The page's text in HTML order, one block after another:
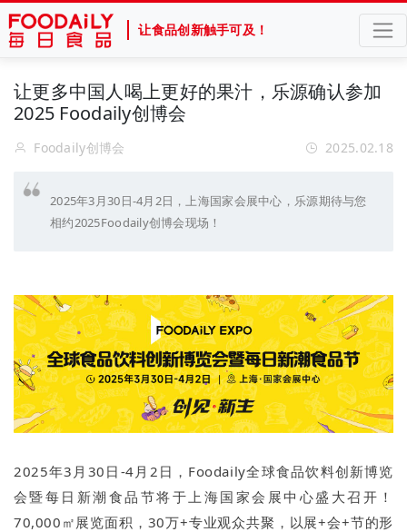
让食品创新触手可及！
让更多中国人喝上更好的果汁，乐源确认参加
2025 Foodaily创博会
Foodaily创博会 2025.02.18
2025年3月30日-4月2日，上海国家会展中心，乐源期待与您
相约2025Foodaily创博会现场！
2025年3月30日-4月2日，Foodaily全球食品饮料创新博览
会暨每日新潮食品节将于上海国家会展中心盛大召开！
70,000㎡展览面积，30万+专业观众共聚，以展+会+节的形